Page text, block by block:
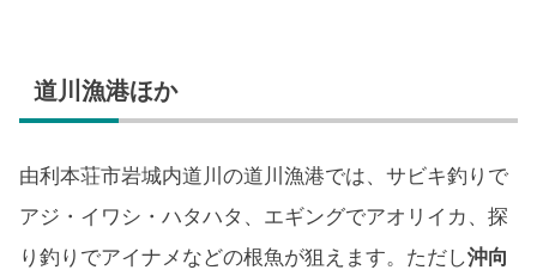
道川漁港ほか
由利本荘市岩城内道川の道川漁港では、サビキ釣りで
アジ・イワシ・ハタハタ、エギングでアオリイカ、探
り釣りでアイナメなどの根魚が狙えます。ただし沖向